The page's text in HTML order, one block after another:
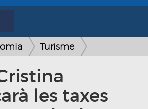
Turisme
les taxes